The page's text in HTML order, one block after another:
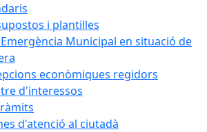
i plantilles
Municipal en situació de
econòmiques regidors
d'interessos
d'atenció al ciutadà